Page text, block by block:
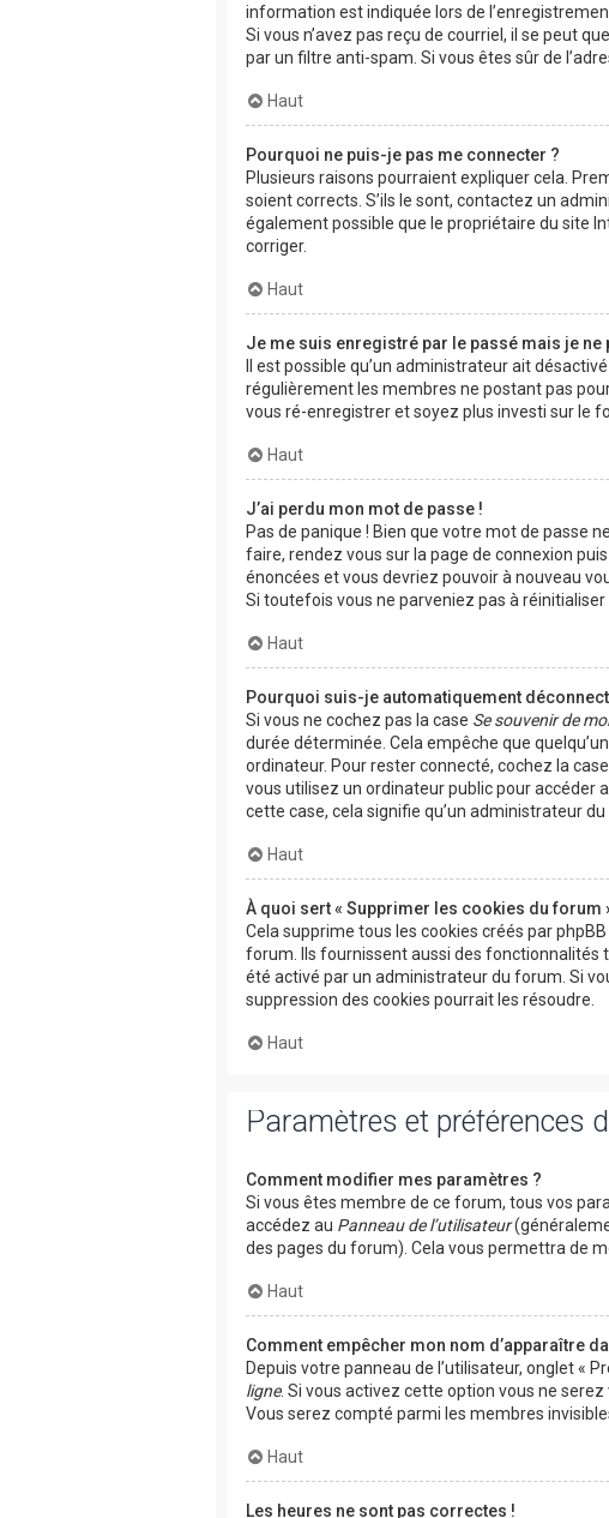
information est indiquée lors de
Si vous n’avez pas reçu de courriel, il se peut
par un filtre anti-spam. Si vous êtes sûr de
Haut
Pourquoi ne puis-je pas me connecter ?
Plusieurs raisons pourraient expliquer cela.
soient corrects. S’ils le sont, contactez un
également possible que le propriétaire du site
corriger.
Haut
Je me suis enregistré par le passé mais je ne
Il est possible qu’un administrateur ait
régulièrement les membres ne postant pas
vous ré-enregistrer et soyez plus investi sur le
Haut
J’ai perdu mon mot de passe !
Pas de panique ! Bien que votre mot de passe
faire, rendez vous sur la page de connexion
énoncées et vous devriez pouvoir à nouveau
Si toutefois vous ne parveniez pas à
Haut
Pourquoi suis-je automatiquement
Si vous ne cochez pas la case Se souvenir de moi
durée déterminée. Cela empêche que
ordinateur. Pour rester connecté, cochez la case
vous utilisez un ordinateur public pour accéder
cette case, cela signifie qu’un administrateur
Haut
À quoi sert « Supprimer les cookies du forum
Cela supprime tous les cookies créés par
forum. Ils fournissent aussi des fonctionnalités
été activé par un administrateur du forum. Si
suppression des cookies pourrait les résoudre.
Haut
Paramètres et préférences
Comment modifier mes paramètres ?
Si vous êtes membre de ce forum, tous vos
accédez au Panneau de l’utilisateur
des pages du forum). Cela vous permettra de
Haut
Comment empêcher mon nom d’apparaître
Depuis votre panneau de l’utilisateur, onglet «
ligne. Si vous activez cette option vous ne
Vous serez compté parmi les membres
Haut
Les heures ne sont pas correctes !